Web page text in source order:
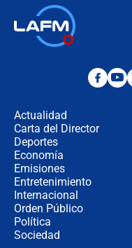
Actualidad
Carta del Director
Deportes
Economía
Emisiones
Entretenimiento
Internacional
Orden Público
Política
Sociedad